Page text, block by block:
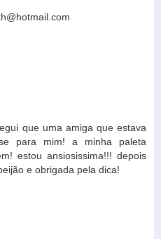
que uma amiga que estava
para mim! a minha paleta
estou ansiosissima!!! depois
e obrigada pela dica!